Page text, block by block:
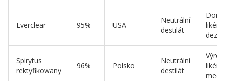
Everclear 95% USA
Neutrální
destilát
likéry,
Spirytus
rektyfikowany
96% Polsko
Neutrální
destilát
likérů,